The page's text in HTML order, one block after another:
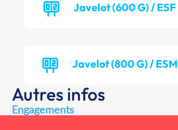
Javelot (600 G) / ESF
Javelot (800 G) / ESM
Autres infos
Engagements